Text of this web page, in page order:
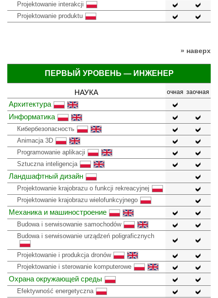
Projektowanie interakcji
Projektowanie produktu
» наверх
ПЕРВЫЙ УРОВЕНЬ — ИНЖЕНЕР
НАУКА очная заочная
Архитектура
Информатика
Кибербезопасность
Animacja 3D
Programowanie aplikacji
Sztuczna inteligencja
Ландшафтный дизайн
Projektowanie krajobrazu o funkcji rekreacyjnej
Projektowanie krajobrazu wielofunkcyjnego
Механика и машиностроение
Budowa i serwisowanie samochodów
Budowa i serwisowanie urządzeń poligraficznych
Projektowanie i produkcja dronów
Projektowanie i sterowanie komputerowe
Охрана окружающей среды
Efektywność energetyczna